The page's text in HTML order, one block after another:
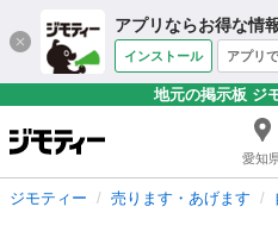
アプリならお得な情
インストール アプリ
地元の掲示板 ジ
愛知
ジモティー 売ります・あげます